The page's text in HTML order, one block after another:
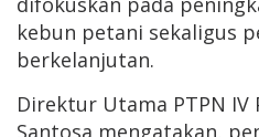
kebun petani sekaligus
berkelanjutan.
Direktur Utama PTPN IV